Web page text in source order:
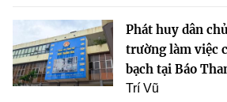
Phát huy dân
trường làm việc
bạch tại Báo
Trí Vũ